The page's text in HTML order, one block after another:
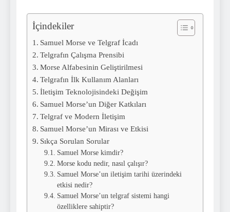
İçindekiler
Samuel Morse ve Telgraf İcadı
Telgrafın Çalışma Prensibi
Morse Alfabesinin Geliştirilmesi
Telgrafın İlk Kullanım Alanları
İletişim Teknolojisindeki Değişim
Samuel Morse’un Diğer Katkıları
Telgraf ve Modern İletişim
Samuel Morse’un Mirası ve Etkisi
Sıkça Sorulan Sorular
Samuel Morse kimdir?
Morse kodu nedir, nasıl çalışır?
Samuel Morse’un iletişim tarihi üzerindeki
etkisi nedir?
Samuel Morse’un telgraf sistemi hangi
özelliklere sahiptir?